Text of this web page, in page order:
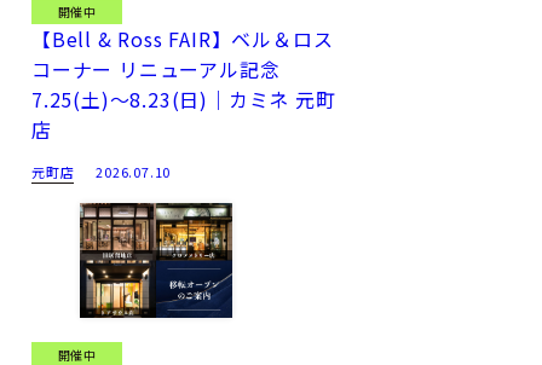
開催中
【Bell & Ross FAIR】ベル＆ロス
コーナー リニューアル記念
7.25(土)～8.23(日)｜カミネ 元町
店
元町店 2026.07.10
開催中